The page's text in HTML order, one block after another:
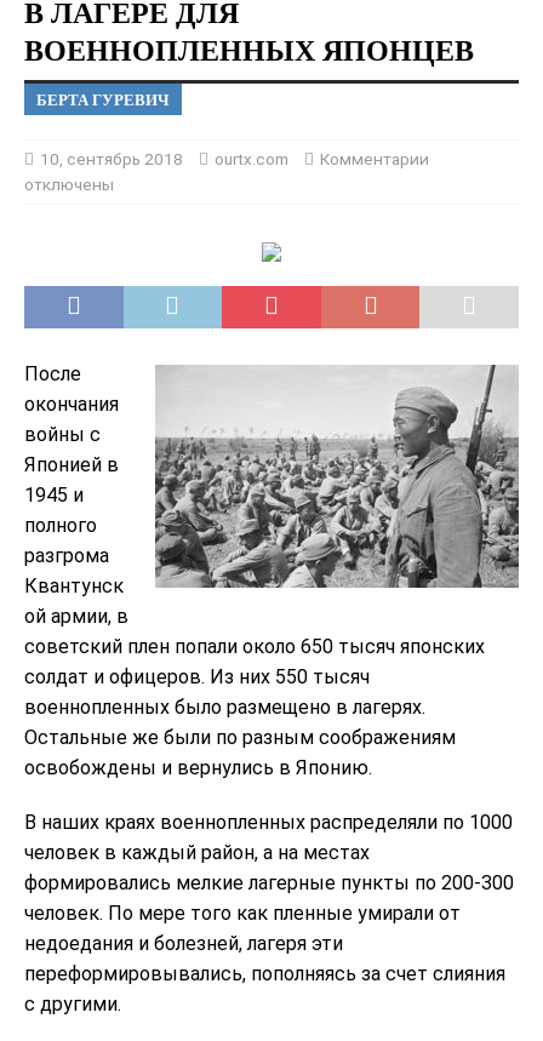
В ЛАГЕРЕ ДЛЯ
ВОЕННОПЛЕННЫХ ЯПОНЦЕВ
БЕРТА ГУРЕВИЧ
10, сентябрь 2018 ourtx.com
Комментарии
отключены
После
окончания
войны с
Японией в
1945 и
полного
разгрома
Квантунск
ой армии, в
советский плен попали около 650 тысяч японских
солдат и офицеров. Из них 550 тысяч
военнопленных было размещено в лагерях.
Остальные же были по разным соображениям
освобождены и вернулись в Японию.
В наших краях военнопленных распределяли по 1000
человек в каждый район, а на местах
формировались мелкие лагерные пункты по 200-300
человек. По мере того как пленные умирали от
недоедания и болезней, лагеря эти
переформировывались, пополняясь за счет слияния
с другими.